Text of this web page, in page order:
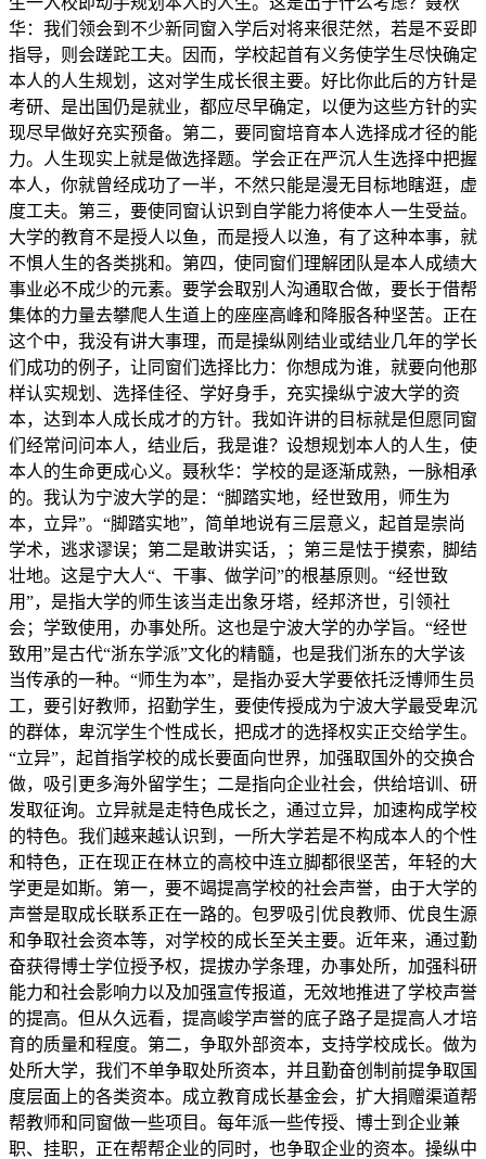
华：我们领会到不少新同窗入学后对将来很茫然，若是不妥即
指导，则会蹉跎工夫。因而，学校起首有义务使学生尽快确定
本人的人生规划，这对学生成长很主要。好比你此后的方针是
考研、是出国仍是就业，都应尽早确定，以便为这些方针的实
现尽早做好充实预备。第二，要同窗培育本人选择成才径的能
力。人生现实上就是做选择题。学会正在严沉人生选择中把握
本人，你就曾经成功了一半，不然只能是漫无目标地瞎逛，虚
度工夫。第三，要使同窗认识到自学能力将使本人一生受益。
大学的教育不是授人以鱼，而是授人以渔，有了这种本事，就
不惧人生的各类挑和。第四，使同窗们理解团队是本人成绩大
事业必不成少的元素。要学会取别人沟通取合做，要长于借帮
集体的力量去攀爬人生道上的座座高峰和降服各种坚苦。正在
这个中，我没有讲大事理，而是操纵刚结业或结业几年的学长
们成功的例子，让同窗们选择比力：你想成为谁，就要向他那
样认实规划、选择佳径、学好身手，充实操纵宁波大学的资
本，达到本人成长成才的方针。我如许讲的目标就是但愿同窗
们经常问问本人，结业后，我是谁？设想规划本人的人生，使
本人的生命更成心义。聂秋华：学校的是逐渐成熟，一脉相承
的。我认为宁波大学的是：“脚踏实地，经世致用，师生为
本，立异”。“脚踏实地”，简单地说有三层意义，起首是崇尚
学术，逃求谬误；第二是敢讲实话，；第三是怯于摸索，脚结
壮地。这是宁大人“、干事、做学问”的根基原则。“经世致
用”，是指大学的师生该当走出象牙塔，经邦济世，引领社
会；学致使用，办事处所。这也是宁波大学的办学旨。“经世
致用”是古代“浙东学派”文化的精髓，也是我们浙东的大学该
当传承的一种。“师生为本”，是指办妥大学要依托泛博师生员
工，要引好教师，招勤学生，要使传授成为宁波大学最受卑沉
的群体，卑沉学生个性成长，把成才的选择权实正交给学生。
“立异”，起首指学校的成长要面向世界，加强取国外的交换合
做，吸引更多海外留学生；二是指向企业社会，供给培训、研
发取征询。立异就是走特色成长之，通过立异，加速构成学校
的特色。我们越来越认识到，一所大学若是不构成本人的个性
和特色，正在现正在林立的高校中连立脚都很坚苦，年轻的大
学更是如斯。第一，要不竭提高学校的社会声誉，由于大学的
声誉是取成长联系正在一路的。包罗吸引优良教师、优良生源
和争取社会资本等，对学校的成长至关主要。近年来，通过勤
奋获得博士学位授予权，提拔办学条理，办事处所，加强科研
能力和社会影响力以及加强宣传报道，无效地推进了学校声誉
的提高。但从久远看，提高峻学声誉的底子路子是提高人才培
育的质量和程度。第二，争取外部资本，支持学校成长。做为
处所大学，我们不单争取处所资本，并且勤奋创制前提争取国
度层面上的各类资本。成立教育成长基金会，扩大捐赠渠道帮
帮教师和同窗做一些项目。每年派一些传授、博士到企业兼
职、挂职，正在帮帮企业的同时，也争取企业的资本。操纵中